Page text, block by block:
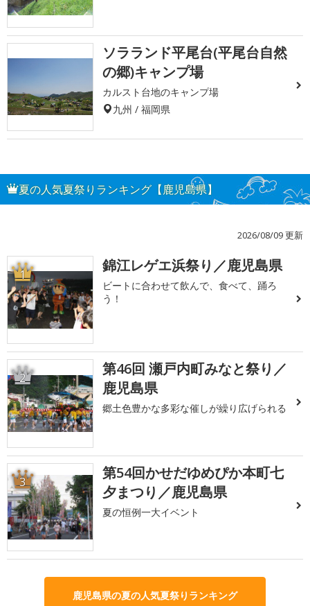
ソラランド平尾台(平尾台自然
の郷)キャンプ場
カルスト台地のキャンプ場
九州 / 福岡県
夏の人気夏祭りランキング【鹿児島県】
2026/08/09 更新
1 錦江レゲエ浜祭り／鹿児島県
ビートに合わせて飲んで、食べて、踊ろ
う！
2
第46回 瀬戸内町みなと祭り／
鹿児島県
郷土色豊かな多彩な催しが繰り広げられる
3
第54回かせだゆめぴか本町七
夕まつり／鹿児島県
夏の恒例一大イベント
鹿児島県の夏の人気夏祭りランキング